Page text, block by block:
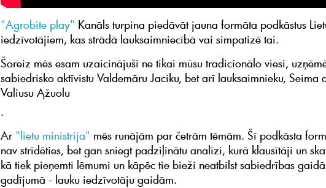
"Agrobite play" Kanāls turpina piedāvāt jauna formāta podkāstus
iedzīvotājiem, kas strādā lauksaimniecībā vai simpatizē tai.
Šoreiz mēs esam uzaicinājuši ne tikai mūsu tradicionālo viesi,
sabiedrisko aktīvistu Valdemāru Jaciku, bet arī lauksaimnieku, Seima
Valiusu Ąžuolu
.
Ar "lietu ministrija" mēs runājām par četrām tēmām. Šī podkāsta
nav strīdēties, bet gan sniegt padziļinātu analīzi, kurā klausītāji un
kā tiek pieņemti lēmumi un kāpēc tie bieži neatbilst sabiedrības
gadījumā - lauku iedzīvotāju gaidām.